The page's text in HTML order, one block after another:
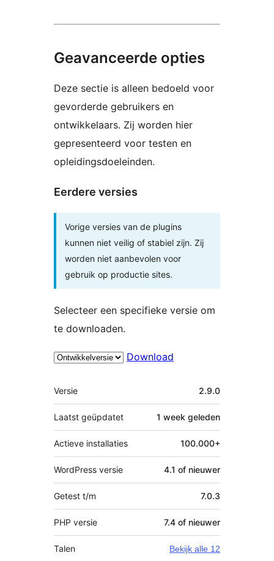
Geavanceerde opties
Deze sectie is alleen bedoeld voor
gevorderde gebruikers en
ontwikkelaars. Zij worden hier
gepresenteerd voor testen en
opleidingsdoeleinden.
Eerdere versies
Vorige versies van de plugins
kunnen niet veilig of stabiel zijn. Zij
worden niet aanbevolen voor
gebruik op productie sites.
Selecteer een specifieke versie om
te downloaden.
Download
Meta
Versie 2.9.0
Laatst geüpdatet 1 week geleden
Actieve installaties 100.000+
WordPress versie 4.1 of nieuwer
Getest t/m 7.0.3
PHP versie 7.4 of nieuwer
Talen Bekijk alle 12